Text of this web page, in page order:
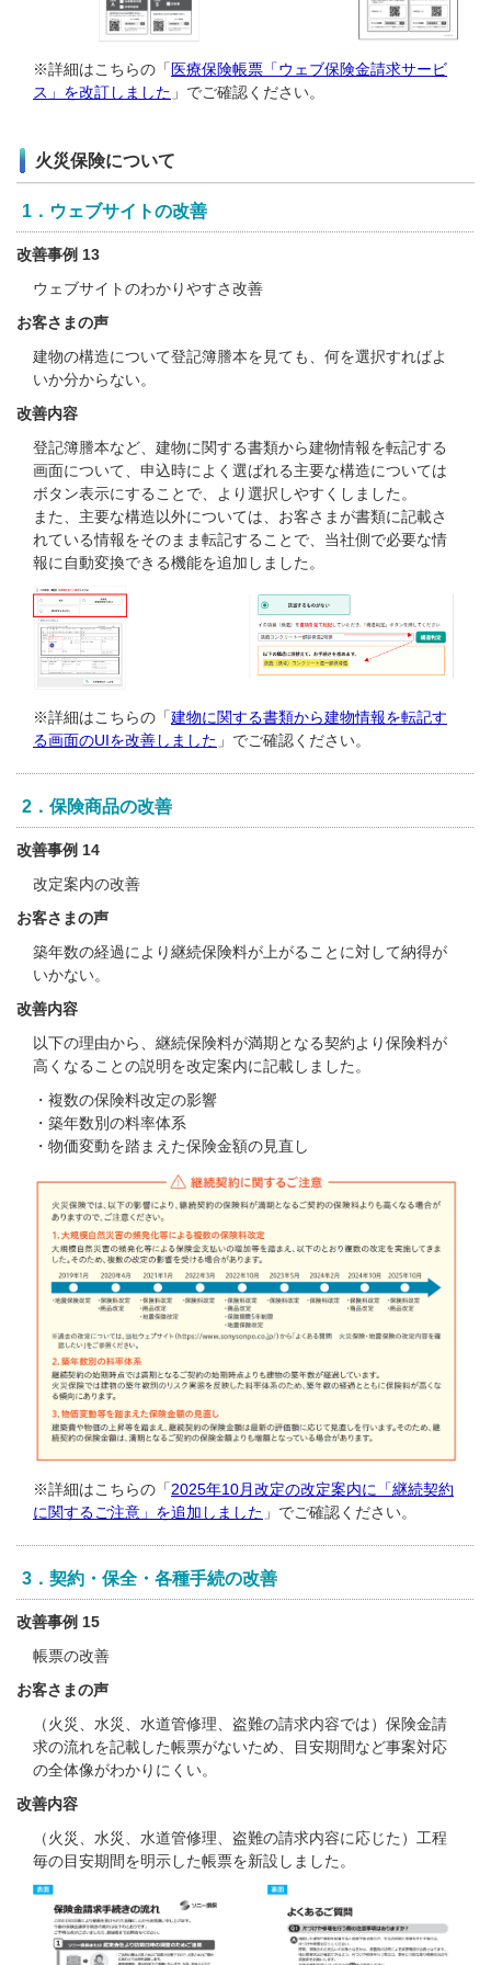
※詳細はこちらの「医療保険帳票「ウェブ保険金請求サービ
ス」を改訂しました 」でご確認ください。
火災保険について
1．ウェブサイトの改善
改善事例 13
ウェブサイトのわかりやすさ改善
お客さまの声
建物の構造について登記簿謄本を見ても、何を選択すればよ
いか分からない。
改善内容
登記簿謄本など、建物に関する書類から建物情報を転記する
画面について、申込時によく選ばれる主要な構造については
ボタン表示にすることで、より選択しやすくしました。
また、主要な構造以外については、お客さまが書類に記載さ
れている情報をそのまま転記することで、当社側で必要な情
報に自動変換できる機能を追加しました。
※詳細はこちらの「建物に関する書類から建物情報を転記す
る画面のUIを改善しました 」でご確認ください。
2．保険商品の改善
改善事例 14
改定案内の改善
お客さまの声
築年数の経過により継続保険料が上がることに対して納得が
いかない。
改善内容
以下の理由から、継続保険料が満期となる契約より保険料が
高くなることの説明を改定案内に記載しました。
・複数の保険料改定の影響
・築年数別の料率体系
・物価変動を踏まえた保険金額の見直し
※詳細はこちらの「2025年10月改定の改定案内に「継続契約
に関するご注意」を追加しました 」でご確認ください。
3．契約・保全・各種手続の改善
改善事例 15
帳票の改善
お客さまの声
（火災、水災、水道管修理、盗難の請求内容では）保険金請
求の流れを記載した帳票がないため、目安期間など事案対応
の全体像がわかりにくい。
改善内容
（火災、水災、水道管修理、盗難の請求内容に応じた）工程
毎の目安期間を明示した帳票を新設しました。